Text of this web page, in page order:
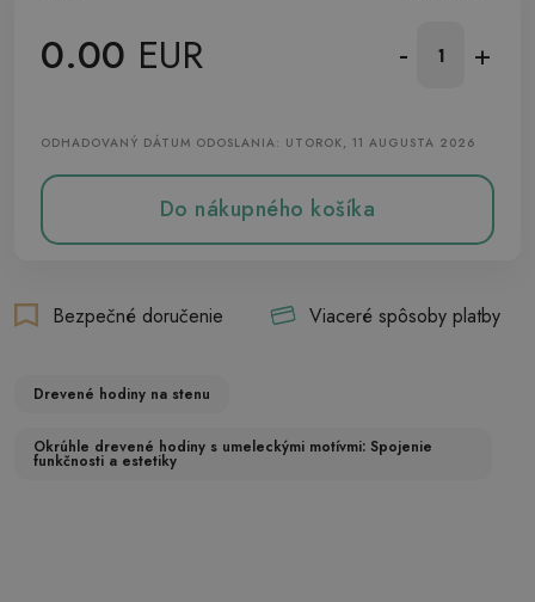
0.00 EUR - +
ODHADOVANÝ DÁTUM ODOSLANIA: UTOROK, 11 AUGUSTA 2026
Do nákupného košíka
Bezpečné doručenie Viaceré spôsoby platby
Drevené hodiny na stenu
Okrúhle drevené hodiny s umeleckými motívmi: Spojenie
funkčnosti a estetiky